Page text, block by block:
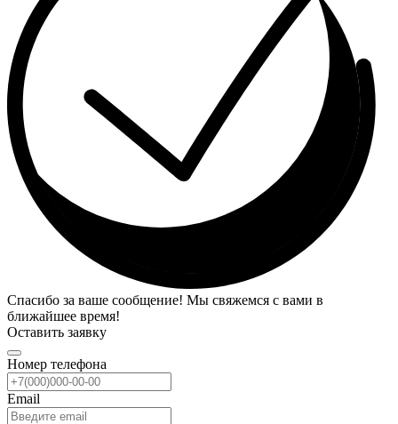
Спасибо за ваше сообщение! Мы свяжемся с вами в
ближайшее время!
Оставить заявку
Номер телефона
Email